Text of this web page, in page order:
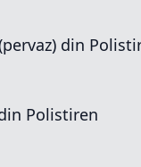
din
Polistiren